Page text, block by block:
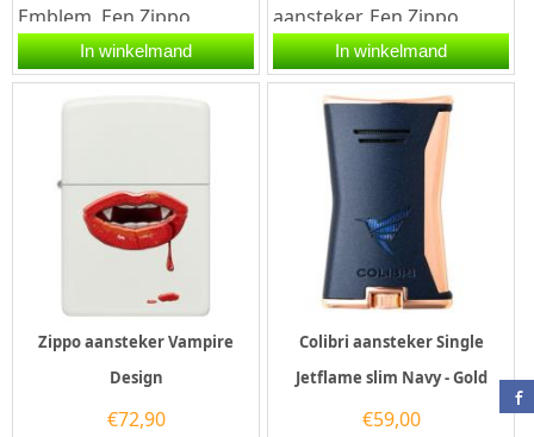
Emblem. Een Zippo
aansteker is een
kwalitatief...
In winkelmand
aansteker. Een Zippo
aansteker is een zeer
kwalitatieve aanstekers
met de...
In winkelmand
Zippo aansteker Vampire
Design
€72,90
Colibri aansteker Single
Jetflame slim Navy - Gold
€59,00